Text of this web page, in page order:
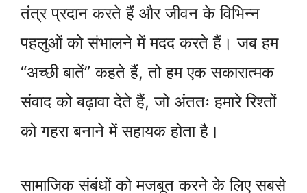
तंत्र प्रदान करते हैं और जीवन के विभिन्न
पहलुओं को संभालने में मदद करते हैं। जब हम
“अच्छी बातें” कहते हैं, तो हम एक सकारात्मक
संवाद को बढ़ावा देते हैं, जो अंततः हमारे रिश्तों
को गहरा बनाने में सहायक होता है।
सामाजिक संबंधों को मजबूत करने के लिए सबसे